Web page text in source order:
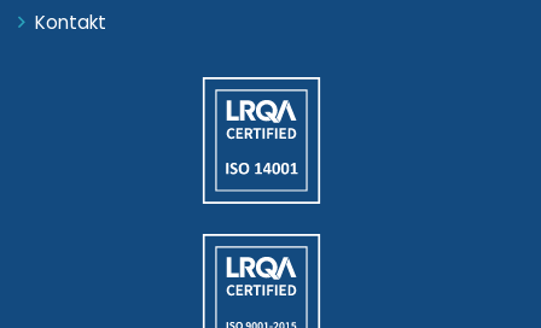
Kontakt